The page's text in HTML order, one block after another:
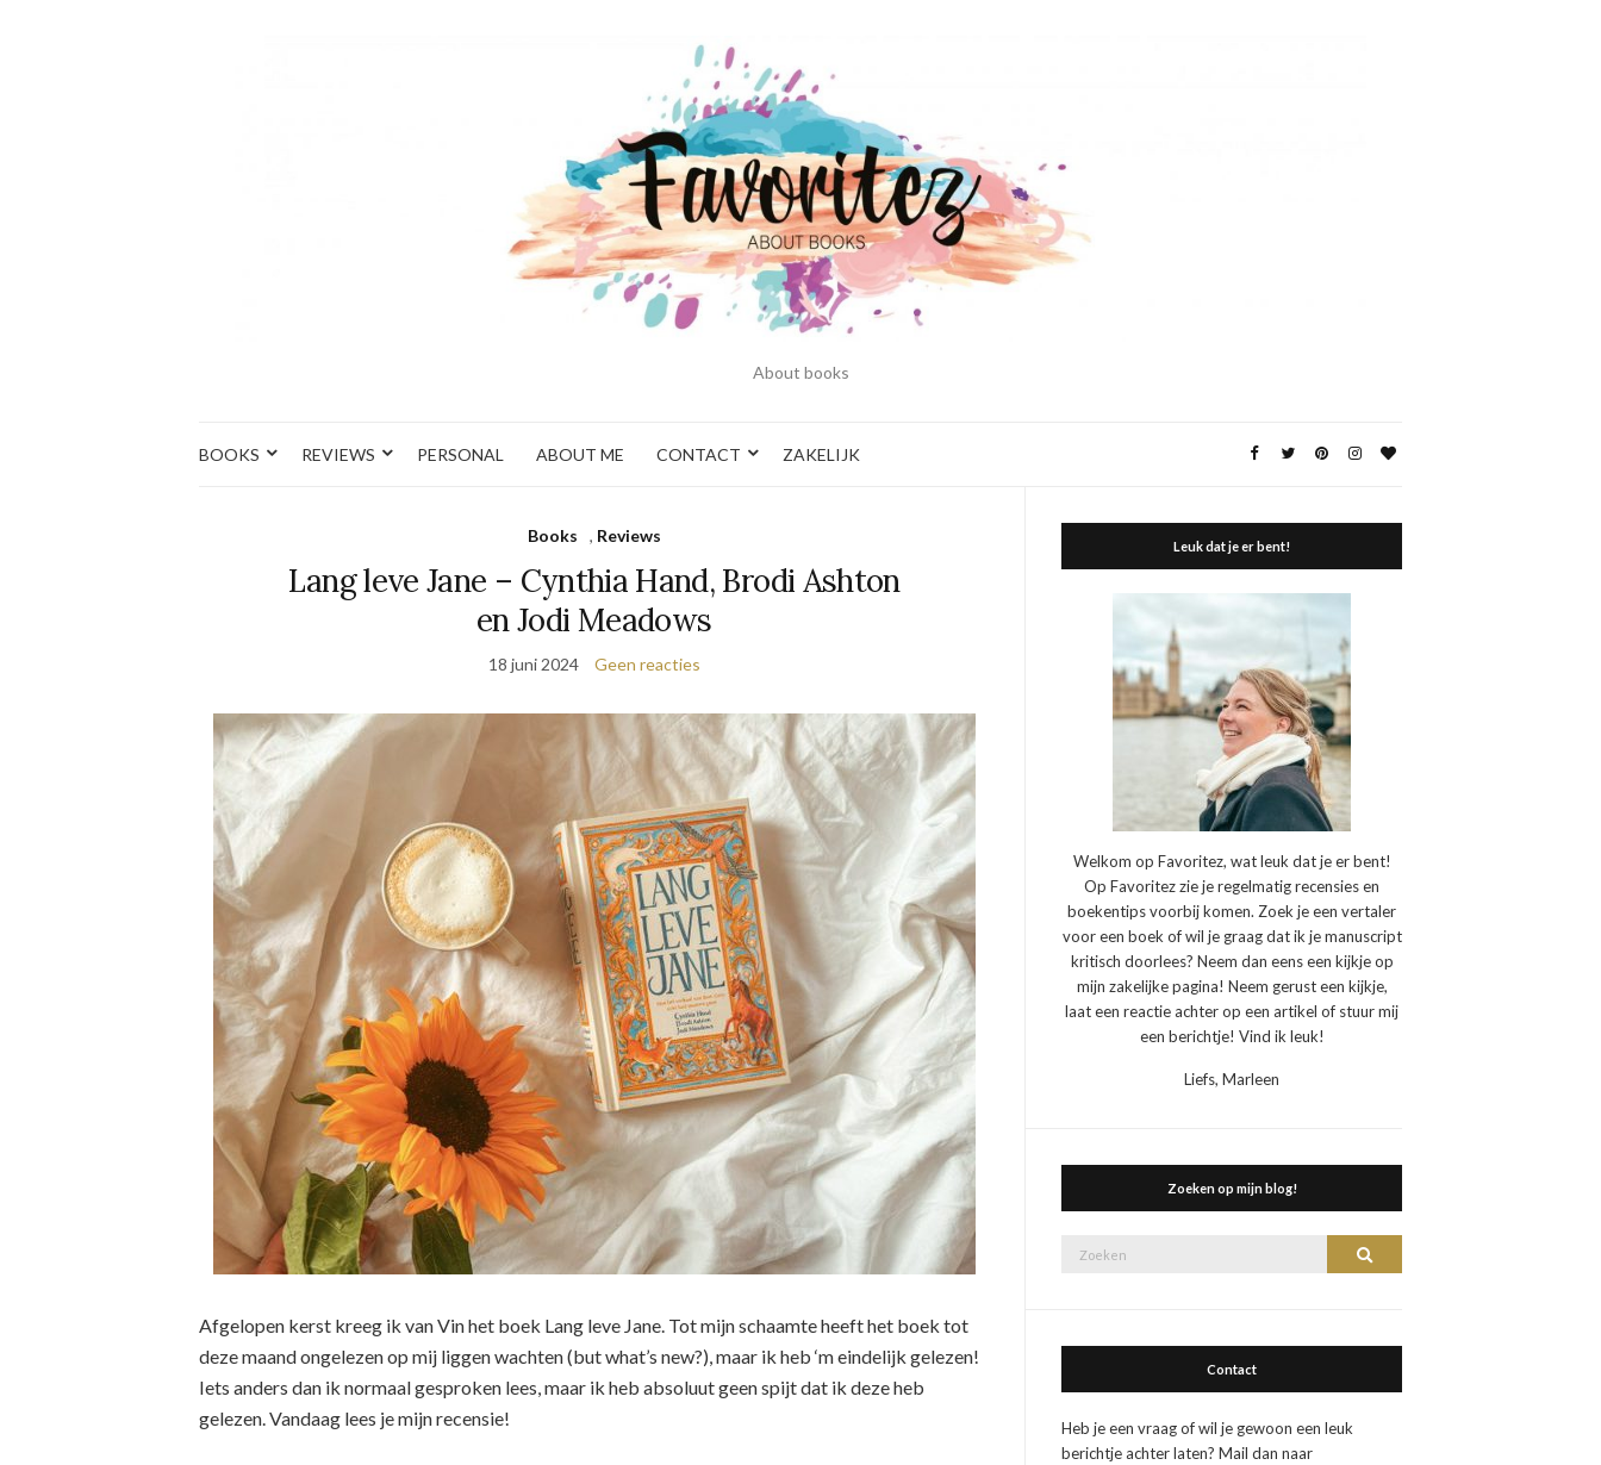
About books
BOOKS REVIEWS PERSONAL ABOUT ME CONTACT ZAKELIJK
Books , Reviews
Lang leve Jane – Cynthia Hand, Brodi Ashton
en Jodi Meadows
18 juni 2024 Geen reacties
Afgelopen kerst kreeg ik van Vin het boek Lang leve Jane. Tot mijn schaamte heeft het boek tot
deze maand ongelezen op mij liggen wachten (but what’s new?), maar ik heb ‘m eindelijk gelezen!
Iets anders dan ik normaal gesproken lees, maar ik heb absoluut geen spijt dat ik deze heb
gelezen. Vandaag lees je mijn recensie!
Leuk dat je er bent!
Welkom op Favoritez, wat leuk dat je er bent!
Op Favoritez zie je regelmatig recensies en
boekentips voorbij komen. Zoek je een vertaler
voor een boek of wil je graag dat ik je manuscript
kritisch doorlees? Neem dan eens een kijkje op
mijn zakelijke pagina! Neem gerust een kijkje,
laat een reactie achter op een artikel of stuur mij
een berichtje! Vind ik leuk!
Liefs, Marleen
Zoeken op mijn blog!
Zoek
Zoeken
Contact
Heb je een vraag of wil je gewoon een leuk
berichtje achter laten? Mail dan naar